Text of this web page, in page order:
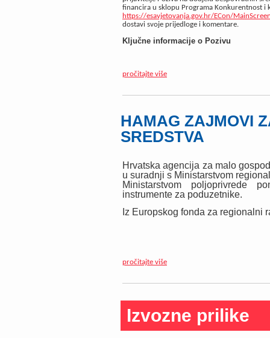
financira u sklopu Programa Konkurentnost i
https://esavjetovanja.gov.hr/ECon/
dostavi svoje prijedloge i komentare.
Ključne informacije o Pozivu
pročitajte više
HAMAG ZAJMOVI
SREDSTVA
Hrvatska agencija za malo
u suradnji s Ministarstvom
Ministarstvom poljoprivrede
instrumente za poduzetnike.
Iz Europskog fonda za regionalni
pročitajte više
Izvozne prilike